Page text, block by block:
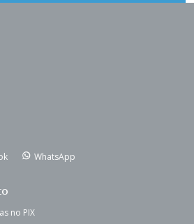
WhatsApp
no PIX